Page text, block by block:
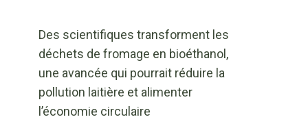
Des scientifiques transforment les
déchets de fromage en bioéthanol,
une avancée qui pourrait réduire la
pollution laitière et alimenter
l’économie circulaire